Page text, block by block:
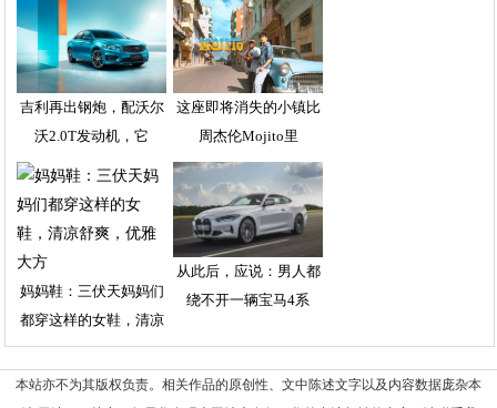
吉利再出钢炮，配沃尔
沃2.0T发动机，它
这座即将消失的小镇比
周杰伦Mojito里
妈妈鞋：三伏天妈妈们
都穿这样的女鞋，清凉
从此后，应说：男人都
绕不开一辆宝马4系
本站亦不为其版权负责。相关作品的原创性、文中陈述文字以及内容数据庞杂本